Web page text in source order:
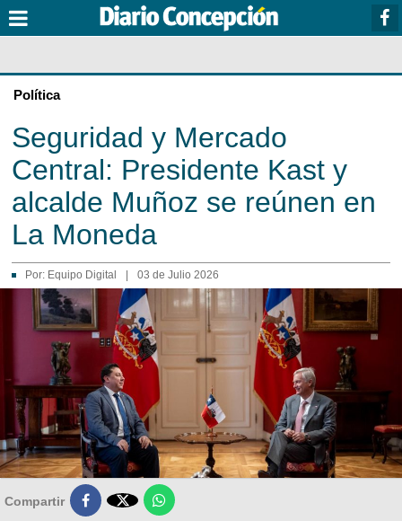
Política
Seguridad y Mercado
Central: Presidente Kast y
alcalde Muñoz se reúnen en
La Moneda
Por: Equipo Digital 03 de Julio 2026
Compartir 